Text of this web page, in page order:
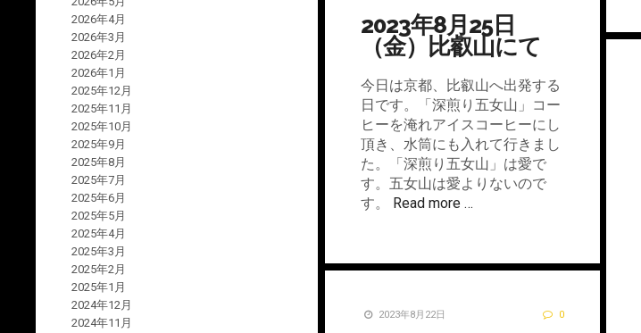
2023年8月25日
（金）比叡山にて
今日は京都、比叡山へ出発する
日です。「深煎り五女山」コー
ヒーを淹れアイスコーヒーにし
頂き、水筒にも入れて行きまし
た。「深煎り五女山」は愛で
す。五女山は愛よりないので
す。
Read more …
2023年8月22日 0
2026年4月
2026年3月
2026年2月
2026年1月
2025年12月
2025年11月
2025年10月
2025年9月
2025年8月
2025年7月
2025年6月
2025年5月
2025年4月
2025年3月
2025年2月
2025年1月
2024年12月
2024年11月